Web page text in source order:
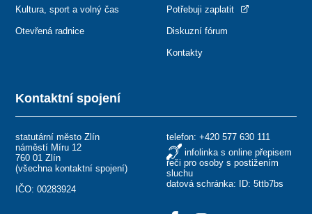
Kontaktní spojení
statutární město Zlín
náměstí Míru 12
760 01 Zlín
(všechna kontaktní spojení)
IČO: 00283924
telefon: +420 577 630 111
infolinka s online přepisem
řeči pro osoby s postižením
sluchu
datová schránka: ID: 5ttb7bs
Kultura, sport a volný čas
Otevřená radnice
Potřebuji zaplatit
Diskuzní fórum
Kontakty